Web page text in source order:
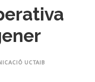
UCTAIB